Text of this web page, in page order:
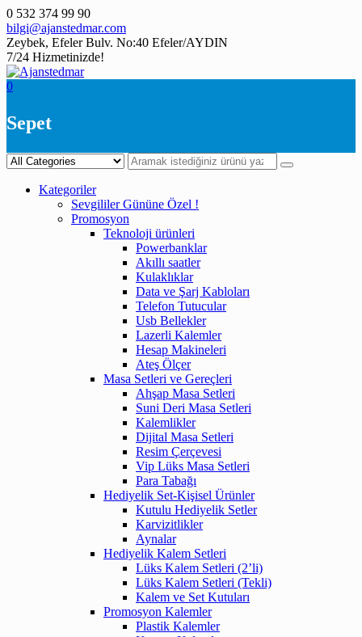
Skip
to
content
0 532 374 99 90
bilgi@ajanstedmar.com
Zeybek, Efeler Bulv. No:40 Efeler/AYDIN
7/24 Hizmetinizde!
0
Sepet
Kategoriler
Sevgililer Gününe Özel !
Promosyon
Teknoloji ürünleri
Powerbanklar
Akıllı saatler
Kulaklıklar
Data ve Şarj Kabloları
Telefon Tutucular
Usb Bellekler
Lazerli Kalemler
Hesap Makineleri
Ateş Ölçer
Masa Setleri ve Gereçleri
Ahşap Masa Setleri
Suni Deri Masa Setleri
Kalemlikler
Dijital Masa Setleri
Resim Çerçevesi
Vip Lüks Masa Setleri
Para Tabağı
Hediyelik Set-Kişisel Ürünler
Kutulu Hediyelik Setler
Karvizitlikler
Aynalar
Hediyelik Kalem Setleri
Lüks Kalem Setleri (2’li)
Lüks Kalem Setleri (Tekli)
Kalem ve Set Kutuları
Promosyon Kalemler
Plastik Kalemler